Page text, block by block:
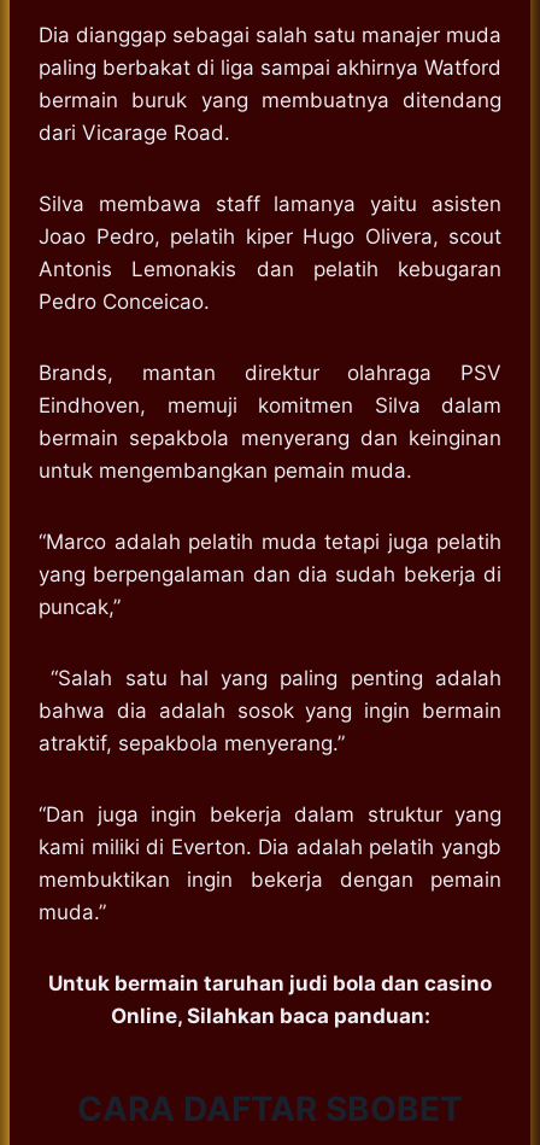
Dia dianggap sebagai salah satu manajer muda
paling berbakat di liga sampai akhirnya Watford
bermain buruk yang membuatnya ditendang
dari Vicarage Road.
Silva membawa staff lamanya yaitu asisten
Joao Pedro, pelatih kiper Hugo Olivera, scout
Antonis Lemonakis dan pelatih kebugaran
Pedro Conceicao.
Brands, mantan direktur olahraga PSV
Eindhoven, memuji komitmen Silva dalam
bermain sepakbola menyerang dan keinginan
untuk mengembangkan pemain muda.
“Marco adalah pelatih muda tetapi juga pelatih
yang berpengalaman dan dia sudah bekerja di
puncak,”
“Salah satu hal yang paling penting adalah
bahwa dia adalah sosok yang ingin bermain
atraktif, sepakbola menyerang.”
“Dan juga ingin bekerja dalam struktur yang
kami miliki di Everton. Dia adalah pelatih yangb
membuktikan ingin bekerja dengan pemain
muda.”
Untuk bermain taruhan judi bola dan casino
Online, Silahkan baca panduan:
CARA DAFTAR SBOBET